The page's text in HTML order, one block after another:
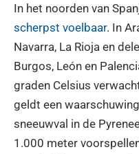
In het noorden van
scherpst voelbaar. In
Navarra, La Rioja en
Burgos, León en
graden Celsius
geldt een
sneeuwval in de
1.000 meter